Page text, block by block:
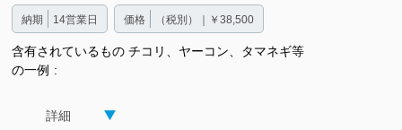
納期 14営業日 価格 （税別）｜￥38,500
含有されているもの
の一例
チコリ、ヤーコン、タマネギ等
詳細